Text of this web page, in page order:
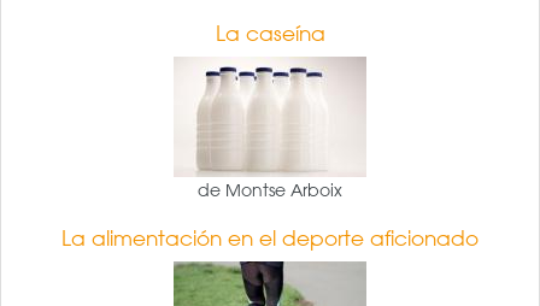
La caseína
de Montse Arboix
La alimentación en el deporte aficionado